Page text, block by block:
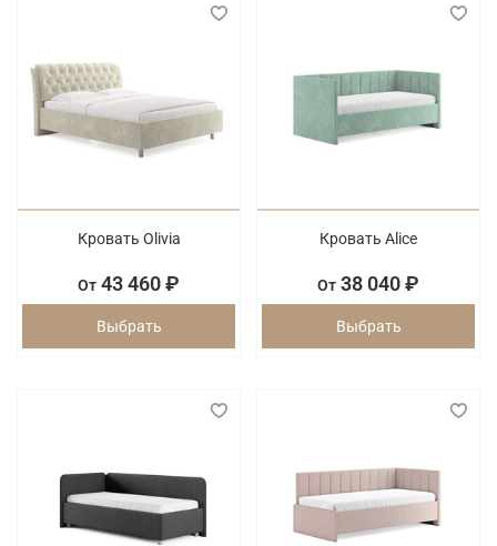
Кровать Olivia
От 43 460 ₽
Выбрать
Кровать Alice
От 38 040 ₽
Выбрать